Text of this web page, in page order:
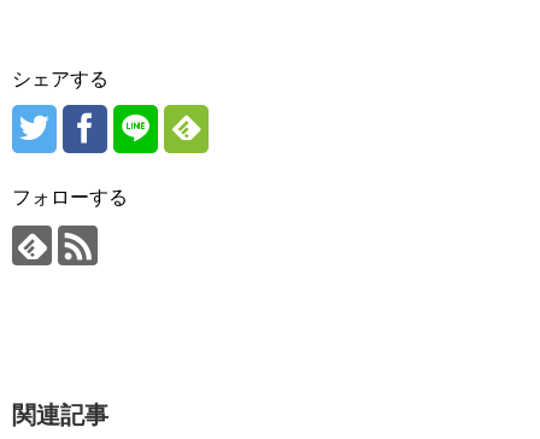
シェアする
フォローする
関連記事